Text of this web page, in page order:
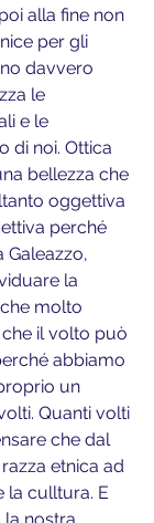
alla fine non
per gli
davvero
le
e le
di noi. Ottica
bellezza che
oggettiva
perché
Galeazzo,
la
molto
il volto può
abbiamo
un
Quanti volti
che dal
etnica ad
la culltura. E